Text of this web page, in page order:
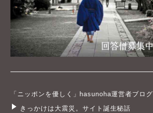
「ニッポンを優しく」hasunoha運営者ブログ
きっかけは大震災。サイト誕生秘話